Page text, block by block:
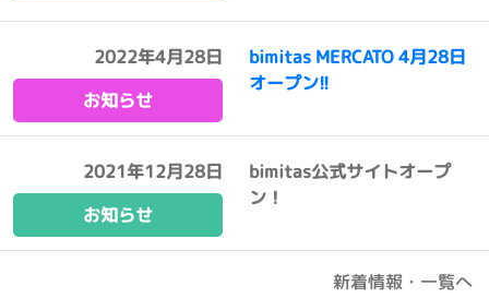
2022年4月28日
お知らせ
bimitas MERCATO 4月28日
オープン!!
2021年12月28日
お知らせ
bimitas公式サイトオープ
ン！
新着情報・一覧へ